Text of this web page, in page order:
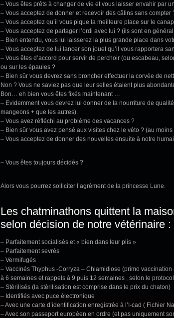
– Vous êtes prêts à changer de vie et vous laisser envahir par
– Vous acceptez de donner et recevoir des câlins sans compter
– Vous acceptez qu’il vous pique la meilleure place sur le
– Vous acceptez de partager l’ordi avec lui ? (ils sont en
– Bien entendu, vous lui laisserez la plus grande place dans
– Vous acceptez de lui lancer son jouet qu’il vous rapportera
– Vous êtes d’accord pour servir de perchoir (ou escabeau,
ou sur les épaules ?
– Bien sûr vous devrez sans broncher effectuer la corvée de
Non ? Vous ne saviez pas que leur selles étaient plus
Bon… eh bien vous êtes fixés maintenant …
– Evidemment vous devrez lui donner de la nourriture de
mangeons + que les autres).
– Vous avez réfléchi au problème des vacances ?
– Bien sûr vous avez pensé aux visites chez le véto ? (au
– Vous acceptez de donner des nouvelles ensuite à notre
– Vous êtes toujours décidés ?
Alors vous pourrez solliciter l’agrément de la princesse Lune.
Les chatminathons quittent la
selon décision de notre vétérinaire :
– Parfaitement socialisés et « bien dans leur plis »
– Parfaitement sevrés
– Vermifugés
– Vaccinés Thyphus -Corryza – Chlamidiose (primo
à 6 semaines et rappels à 9 puis 12 semaines , selon le
– Stérilisés (la stérilisation est comprise dans le prix du chaton)
– Identifiés avec puce électronique
– Avec une carte d’identification enregistrée à l’I-cad ( Fichier
– Avec son passeport européen en ordre (et pas uniquement